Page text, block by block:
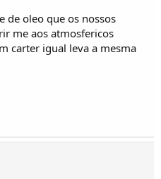
de oleo que os nossos
me aos atmosfericos
carter igual leva a mesma